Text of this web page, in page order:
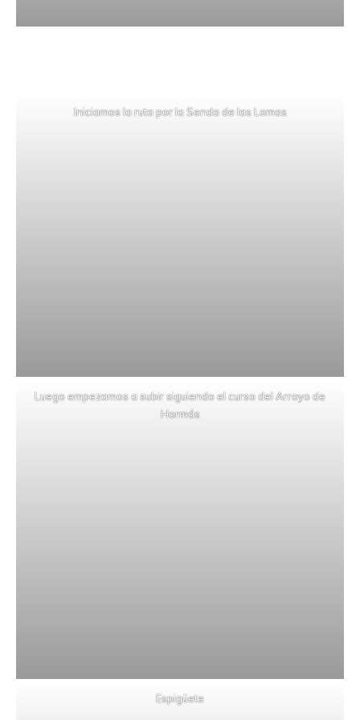
Iniciamos la ruta por la Senda de las Lomas
Luego empezamos a subir siguiendo el curso del Arroyo de
Hormás
Espigüete